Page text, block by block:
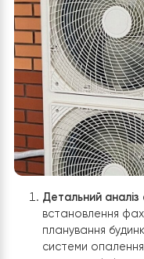
площею 190 м² був
наступні етапи: